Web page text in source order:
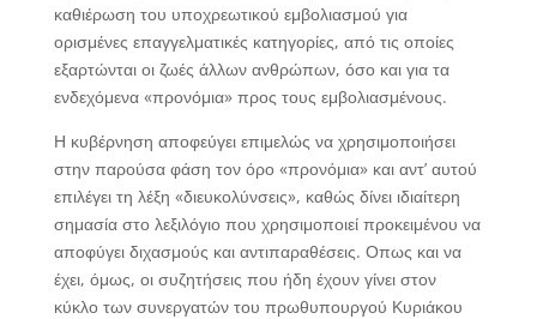
καθιέρωση του υποχρεωτικού εμβολιασμού για
ορισμένες επαγγελματικές κατηγορίες, από τις οποίες
εξαρτώνται οι ζωές άλλων ανθρώπων, όσο και για τα
ενδεχόμενα «προνόμια» προς τους εμβολιασμένους.
Η κυβέρνηση αποφεύγει επιμελώς να χρησιμοποιήσει
στην παρούσα φάση τον όρο «προνόμια» και αντ’ αυτού
επιλέγει τη λέξη «διευκολύνσεις», καθώς δίνει ιδιαίτερη
σημασία στο λεξιλόγιο που χρησιμοποιεί προκειμένου να
αποφύγει διχασμούς και αντιπαραθέσεις. Οπως και να
έχει, όμως, οι συζητήσεις που ήδη έχουν γίνει στον
κύκλο των συνεργατών του πρωθυπουργού Κυριάκου